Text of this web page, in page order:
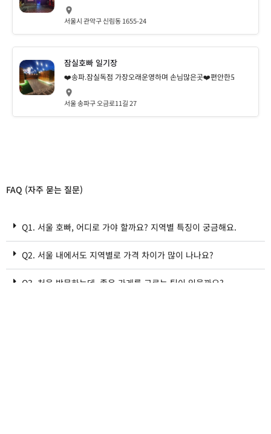
서울시 관악구 신림동 1655-24
잠실호빠 일기장
❤️송파.잠실독점 가장오래운영하며 손님많은곳❤️편안한모임.친구들
서울 송파구 오금로11길 27
FAQ (자주 묻는 질문)
Q1. 서울 호빠, 어디로 가야 할까요? 지역별 특징이 궁금해요.
Q2. 서울 내에서도 지역별로 가격 차이가 많이 나나요?
Q3. 처음 방문하는데, 좋은 가게를 고르는 팁이 있을까요?